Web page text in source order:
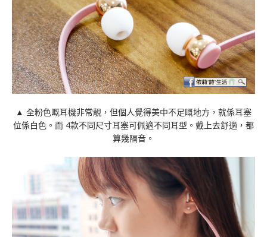
▲ 全粉色嘅耳機非常靚，但個人覺得美中不足嘅地方，就係耳塞
位係白色。而 4款不同尺寸耳塞可佩適不同耳型。戴上去舒適，都
算幾隔音。